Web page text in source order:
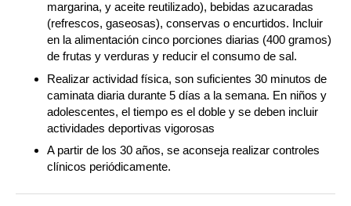
margarina, y aceite reutilizado), bebidas azucaradas
(refrescos, gaseosas), conservas o encurtidos. Incluir
en la alimentación cinco porciones diarias (400 gramos)
de frutas y verduras y reducir el consumo de sal.
Realizar actividad física, son suficientes 30 minutos de
caminata diaria durante 5 días a la semana. En niños y
adolescentes, el tiempo es el doble y se deben incluir
actividades deportivas vigorosas
A partir de los 30 años, se aconseja realizar controles
clínicos periódicamente.